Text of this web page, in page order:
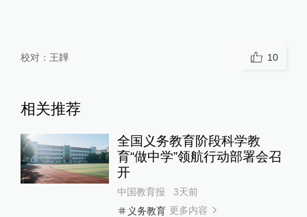
校对： 王韡 10
相关推荐
全国义务教育阶段科学教
育“做中学”领航行动部署会召
开
中国教育报
3天前
义务教育 更多内容